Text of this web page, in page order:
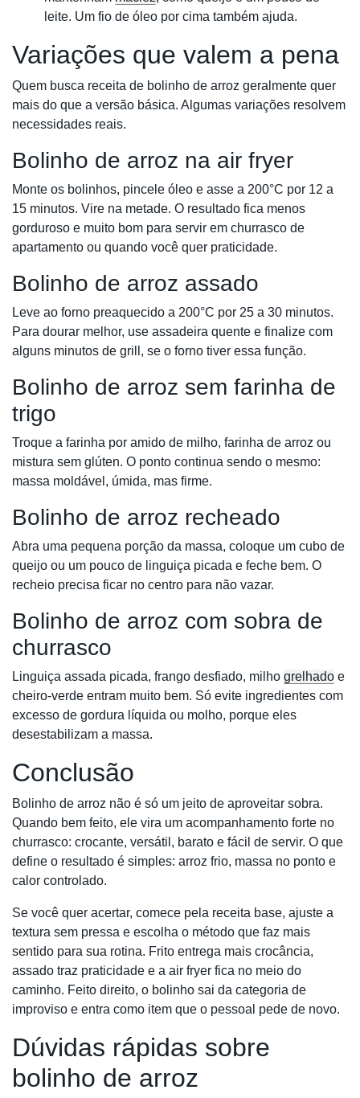
leite. Um fio de óleo por cima também ajuda.
Variações que valem a pena
Quem busca receita de bolinho de arroz geralmente quer
mais do que a versão básica. Algumas variações resolvem
necessidades reais.
Bolinho de arroz na air fryer
Monte os bolinhos, pincele óleo e asse a 200°C por 12 a
15 minutos. Vire na metade. O resultado fica menos
gorduroso e muito bom para servir em churrasco de
apartamento ou quando você quer praticidade.
Bolinho de arroz assado
Leve ao forno preaquecido a 200°C por 25 a 30 minutos.
Para dourar melhor, use assadeira quente e finalize com
alguns minutos de grill, se o forno tiver essa função.
Bolinho de arroz sem farinha de
trigo
Troque a farinha por amido de milho, farinha de arroz ou
mistura sem glúten. O ponto continua sendo o mesmo:
massa moldável, úmida, mas firme.
Bolinho de arroz recheado
Abra uma pequena porção da massa, coloque um cubo de
queijo ou um pouco de linguiça picada e feche bem. O
recheio precisa ficar no centro para não vazar.
Bolinho de arroz com sobra de
churrasco
Linguiça assada picada, frango desfiado, milho grelhado e
cheiro-verde entram muito bem. Só evite ingredientes com
excesso de gordura líquida ou molho, porque eles
desestabilizam a massa.
Conclusão
Bolinho de arroz não é só um jeito de aproveitar sobra.
Quando bem feito, ele vira um acompanhamento forte no
churrasco: crocante, versátil, barato e fácil de servir. O que
define o resultado é simples: arroz frio, massa no ponto e
calor controlado.
Se você quer acertar, comece pela receita base, ajuste a
textura sem pressa e escolha o método que faz mais
sentido para sua rotina. Frito entrega mais crocância,
assado traz praticidade e a air fryer fica no meio do
caminho. Feito direito, o bolinho sai da categoria de
improviso e entra como item que o pessoal pede de novo.
Dúvidas rápidas sobre
bolinho de arroz